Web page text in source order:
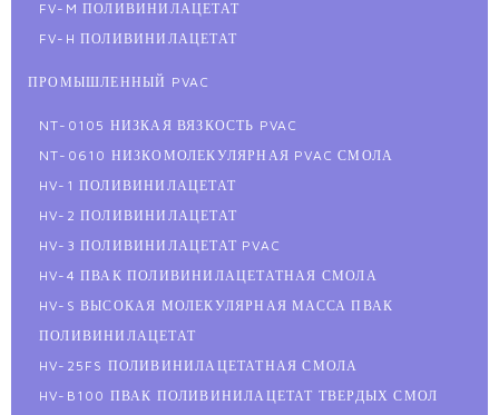
FV-M ПОЛИВИНИЛАЦЕТАТ
FV-H ПОЛИВИНИЛАЦЕТАТ
ПРОМЫШЛЕННЫЙ PVAC
NT-0105 НИЗКАЯ ВЯЗКОСТЬ PVAC
NT-0610 НИЗКОМОЛЕКУЛЯРНАЯ PVAC СМОЛА
HV-1 ПОЛИВИНИЛАЦЕТАТ
HV-2 ПОЛИВИНИЛАЦЕТАТ
HV-3 ПОЛИВИНИЛАЦЕТАТ PVAC
HV-4 ПВАК ПОЛИВИНИЛАЦЕТАТНАЯ СМОЛА
HV-S ВЫСОКАЯ МОЛЕКУЛЯРНАЯ МАССА ПВАК
ПОЛИВИНИЛАЦЕТАТ
HV-25FS ПОЛИВИНИЛАЦЕТАТНАЯ СМОЛА
HV-B100 ПВАК ПОЛИВИНИЛАЦЕТАТ ТВЕРДЫХ СМОЛ